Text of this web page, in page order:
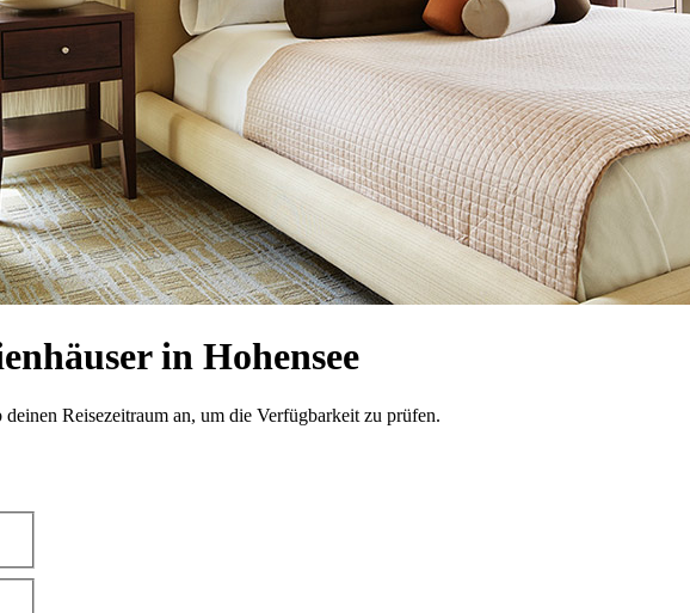
in Hohensee
Reisezeitraum an, um die Verfügbarkeit zu prüfen.